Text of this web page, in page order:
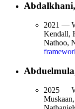
2021 —
Kendall,
Nathoo,
2025 —